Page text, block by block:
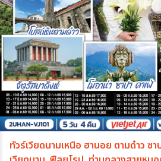
ทัวร์เวียดนามเหนือ ฮานอย ตามด๋าว ซ